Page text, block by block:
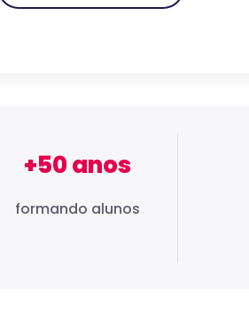
+50 anos
formando alunos